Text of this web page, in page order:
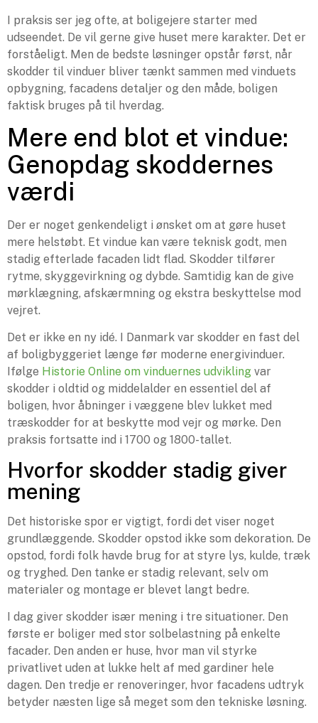
I praksis ser jeg ofte, at boligejere starter med
udseendet. De vil gerne give huset mere karakter. Det er
forståeligt. Men de bedste løsninger opstår først, når
skodder til vinduer bliver tænkt sammen med vinduets
opbygning, facadens detaljer og den måde, boligen
faktisk bruges på til hverdag.
Mere end blot et vindue:
Genopdag skoddernes
værdi
Der er noget genkendeligt i ønsket om at gøre huset
mere helstøbt. Et vindue kan være teknisk godt, men
stadig efterlade facaden lidt flad. Skodder tilfører
rytme, skyggevirkning og dybde. Samtidig kan de give
mørklægning, afskærmning og ekstra beskyttelse mod
vejret.
Det er ikke en ny idé. I Danmark var skodder en fast del
af boligbyggeriet længe før moderne energivinduer.
Ifølge Historie Online om vinduernes udvikling var
skodder i oldtid og middelalder en essentiel del af
boligen, hvor åbninger i væggene blev lukket med
træskodder for at beskytte mod vejr og mørke. Den
praksis fortsatte ind i 1700 og 1800-tallet.
Hvorfor skodder stadig giver
mening
Det historiske spor er vigtigt, fordi det viser noget
grundlæggende. Skodder opstod ikke som dekoration. De
opstod, fordi folk havde brug for at styre lys, kulde, træk
og tryghed. Den tanke er stadig relevant, selv om
materialer og montage er blevet langt bedre.
I dag giver skodder især mening i tre situationer. Den
første er boliger med stor solbelastning på enkelte
facader. Den anden er huse, hvor man vil styrke
privatlivet uden at lukke helt af med gardiner hele
dagen. Den tredje er renoveringer, hvor facadens udtryk
betyder næsten lige så meget som den tekniske løsning.